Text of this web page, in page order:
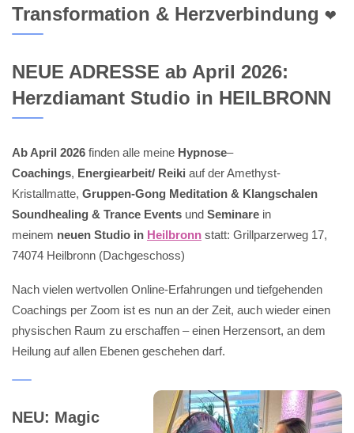
Transformation & Herzverbindung ❤️
NEUE ADRESSE ab April 2026:
Herzdiamant Studio in HEILBRONN
Ab April 2026 finden alle meine Hypnose–
Coachings, Energiearbeit/ Reiki auf der Amethyst-
Kristallmatte, Gruppen-Gong Meditation & Klangschalen
Soundhealing & Trance Events und Seminare in
meinem neuen Studio in Heilbronn statt: Grillparzerweg 17,
74074 Heilbronn (Dachgeschoss)
Nach vielen wertvollen Online-Erfahrungen und tiefgehenden
Coachings per Zoom ist es nun an der Zeit, auch wieder einen
physischen Raum zu erschaffen – einen Herzensort, an dem
Heilung auf allen Ebenen geschehen darf.
NEU: Magic